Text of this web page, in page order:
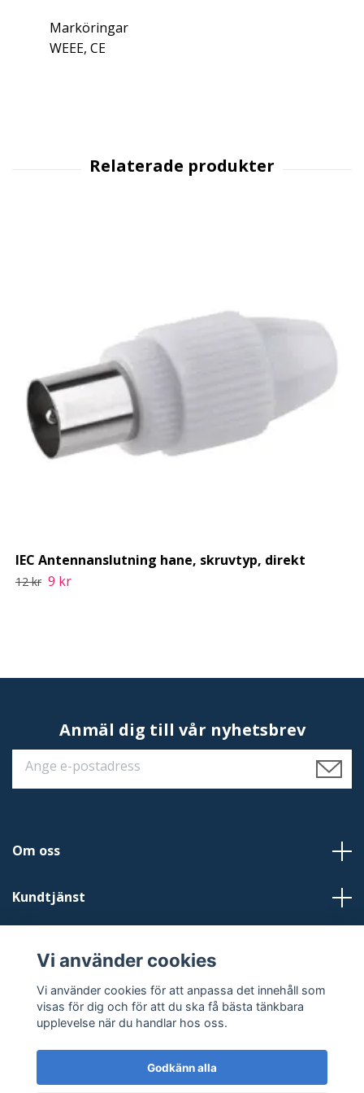
Marköringar
WEEE, CE
IEC Antennanslutning hane, skruvtyp, direkt
12 kr 9 kr
Anmäl dig till vår nyhetsbrev
Om oss
Kundtjänst
Sociala medier
Vi använder cookies
Vi använder cookies för att anpassa det innehåll som
visas för dig och för att du ska få bästa tänkbara
upplevelse när du handlar hos oss.
Godkänn alla